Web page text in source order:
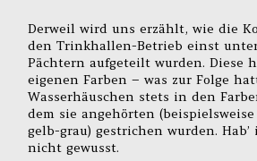
Derweil wird uns erzählt, wie die
den Trinkhallen-Betrieb einst
Pächtern aufgeteilt wurden. Diese
eigenen Farben – was zur Folge
Wasserhäuschen stets in den
dem sie angehörten
gelb-grau) gestrichen wurden.
nicht gewusst.